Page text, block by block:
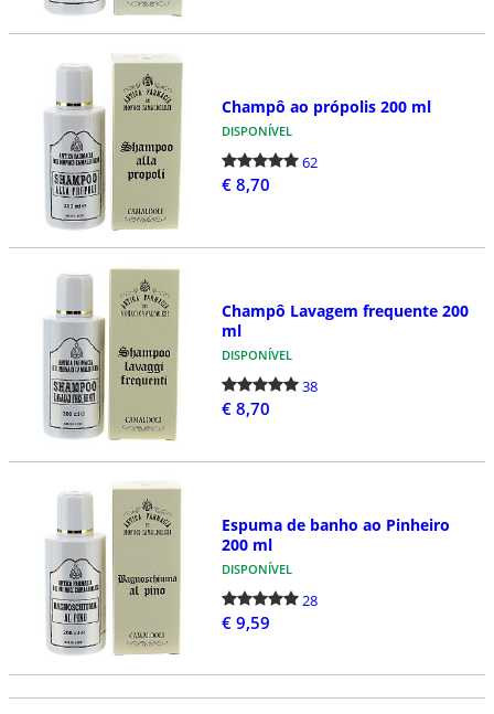
Champô ao própolis 200 ml
DISPONÍVEL
62
€ 8,70
Champô Lavagem frequente 200
ml
DISPONÍVEL
38
€ 8,70
Espuma de banho ao Pinheiro
200 ml
DISPONÍVEL
28
€ 9,59